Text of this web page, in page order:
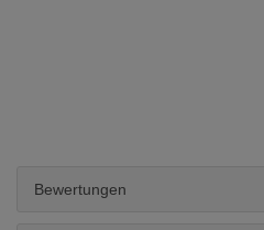
Bewertungen